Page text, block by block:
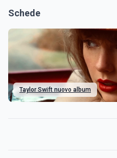
Schede
Taylor Swift nuovo album